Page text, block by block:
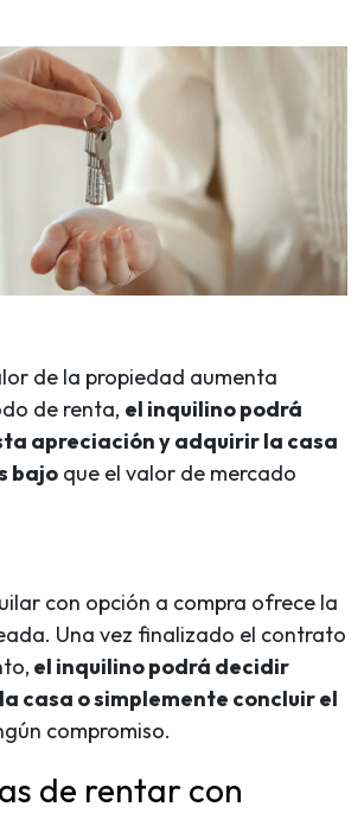
de la propiedad aumenta
de renta, el inquilino podrá
apreciación y adquirir la casa
bajo que el valor de mercado
con opción a compra ofrece la
Una vez finalizado el contrato
el inquilino podrá decidir
casa o simplemente concluir el
compromiso.
de rentar con